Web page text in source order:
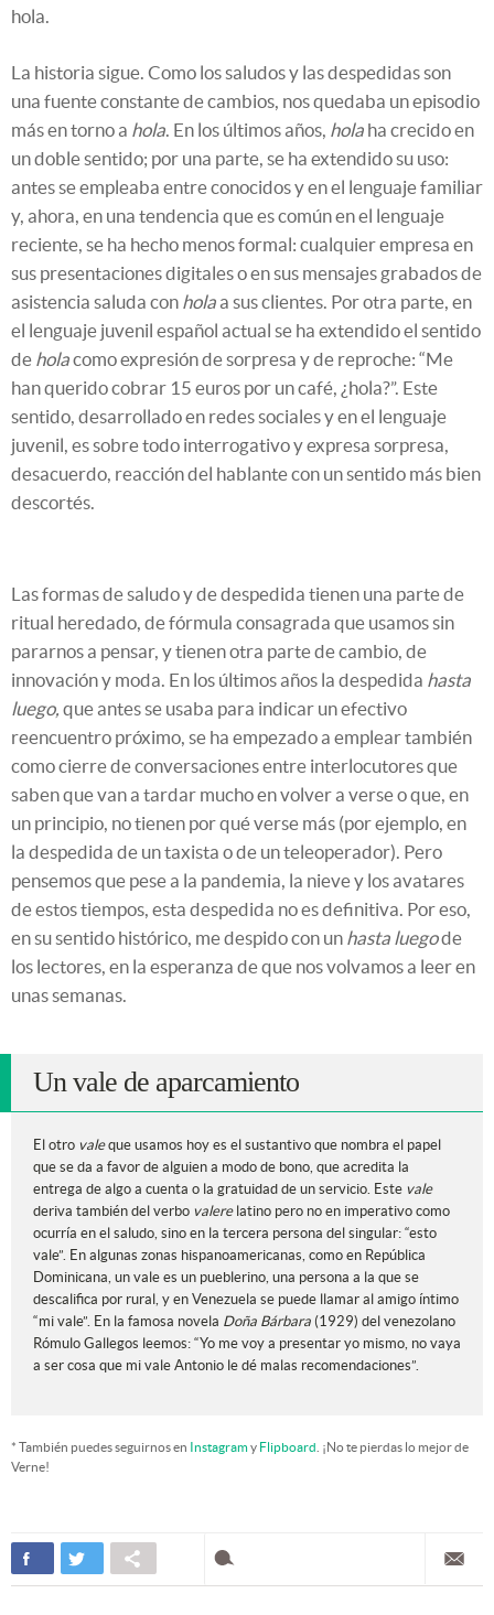
hola.
La historia sigue. Como los saludos y las despedidas son
una fuente constante de cambios, nos quedaba un episodio
más en torno a hola. En los últimos años, hola ha crecido en
un doble sentido; por una parte, se ha extendido su uso:
antes se empleaba entre conocidos y en el lenguaje familiar
y, ahora, en una tendencia que es común en el lenguaje
reciente, se ha hecho menos formal: cualquier empresa en
sus presentaciones digitales o en sus mensajes grabados de
asistencia saluda con holaa sus clientes. Por otra parte, en
el lenguaje juvenil español actual se ha extendido el sentido
de holacomo expresión de sorpresa y de reproche: “Me
han querido cobrar 15 euros por un café, ¿hola?”. Este
sentido, desarrollado en redes sociales y en el lenguaje
juvenil, es sobre todo interrogativo y expresa sorpresa,
desacuerdo, reacción del hablante con un sentido más bien
descortés.
Las formas de saludo y de despedida tienen una parte de
ritual heredado, de fórmula consagrada que usamos sin
pararnos a pensar, y tienen otra parte de cambio, de
innovación y moda. En los últimos años la despedida hasta
luego, que antes se usaba para indicar un efectivo
reencuentro próximo, se ha empezado a emplear también
como cierre de conversaciones entre interlocutores que
saben que van a tardar mucho en volver a verse o que, en
un principio, no tienen por qué verse más (por ejemplo, en
la despedida de un taxista o de un teleoperador). Pero
pensemos que pese a la pandemia, la nieve y los avatares
de estos tiempos, esta despedida no es definitiva. Por eso,
en su sentido histórico, me despido con un hasta luegode
los lectores, en la esperanza de que nos volvamos a leer en
unas semanas.
Un vale de aparcamiento
El otro valeque usamos hoy es el sustantivo que nombra el papel
que se da a favor de alguien a modo de bono, que acredita la
entrega de algo a cuenta o la gratuidad de un servicio. Este vale
deriva también del verbo valerelatino pero no en imperativo como
ocurría en el saludo, sino en la tercera persona del singular: “esto
vale”. En algunas zonas hispanoamericanas, como en República
Dominicana, un vale es un pueblerino, una persona a la que se
descalifica por rural, y en Venezuela se puede llamar al amigo íntimo
“mi vale”. En la famosa novela Doña Bárbara (1929) del venezolano
Rómulo Gallegos leemos: “Yo me voy a presentar yo mismo, no vaya
a ser cosa que mi vale Antonio le dé malas recomendaciones”.
* También puedes seguirnos en Instagramy Flipboard . ¡No te pierdas lo mejor de
Verne!